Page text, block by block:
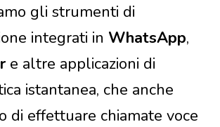
gli strumenti di
integrati in WhatsApp,
e altre applicazioni di
istantanea, che anche
di effettuare chiamate voce